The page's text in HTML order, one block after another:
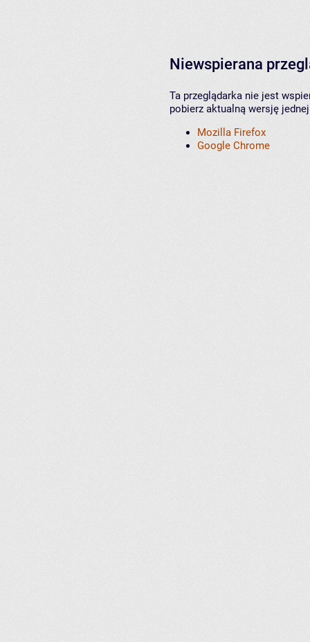
Niewspierana
Ta przeglądarka nie jest
pobierz aktualną wersję
Mozilla Firefox
Google Chrome